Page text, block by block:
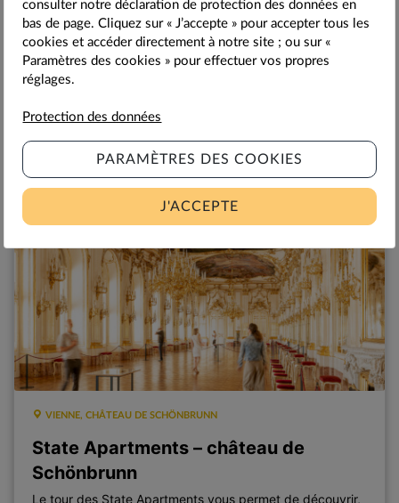
Schönbrunn
Connaissez-vous des enfants qui ne rêvent pas de se
déguiser au moins une fois dans leur vie en prince ou en
princesse ? Au Musée pour enfants du château de
Schönbrunn à Vienne, tous les enfants de trois à douze
choses intéressantes sur la vie quotidienne des enfants
impériaux.
VIENNE, CHÂTEAU DE SCHÖNBRUNN
State Apartments – château de
Schönbrunn
Le tour des State Apartments vous permet de découvrir,
consulter notre déclaration de protection des données en
bas de page. Cliquez sur « J’accepte » pour accepter tous les
cookies et accéder directement à notre site ; ou sur «
Paramètres des cookies » pour effectuer vos propres
réglages.
Protection des données
PARAMÈTRES DES COOKIES
J'ACCEPTE